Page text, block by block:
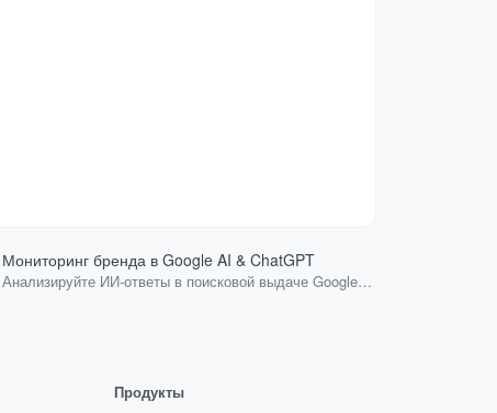
Мониторинг бренда в Google AI & ChatGPT
Анализируйте ИИ-ответы в поисковой выдаче Google и
Продукты